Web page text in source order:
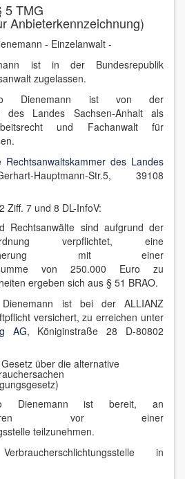
5 TMG
Anbieterkennzeichnung)
- Einzelanwalt -
ist in der Bundesrepublik
zugelassen.
Dienemann ist von der
des Landes Sachsen-Anhalt als
und Fachanwalt für
Rechtsanwaltskammer des Landes
Hauptmann-Str.5, 39108
Ziff. 7 und 8 DL-InfoV:
Rechtsanwälte sind aufgrund der
verpflichtet, eine
mit einer
von 250.000 Euro zu
ergeben sich aus § 51 BRAO.
Dienemann ist bei der ALLIANZ
versichert, zu erreichen unter
AG, Königinstraße 28 D-80802
über die alternative
Dienemann ist bereit, an
vor einer
teilzunehmen.
in